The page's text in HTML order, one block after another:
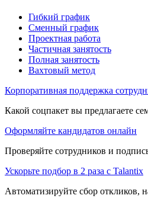
Гибкий график
Сменный график
Проектная работа
Частичная занятость
Полная занятость
Вахтовый метод
Корпоративная поддержка
Какой соцпакет вы предлагаете
Оформляйте кандидатов онлайн
Проверяйте сотрудников и
Ускорьте подбор в 2 раза с Talantix
Автоматизируйте сбор откликов,